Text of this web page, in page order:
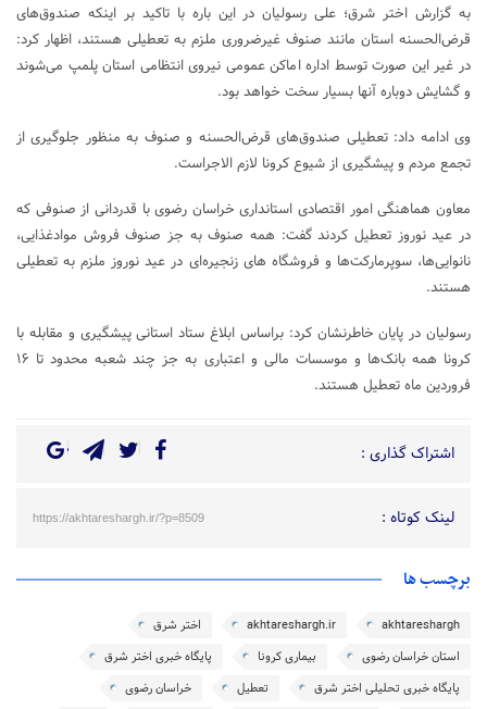
به گزارش اختر شرق؛ علی رسولیان در این باره با تاکید بر اینکه صندوق‌های
قرض‌الحسنه استان مانند صنوف غیرضروری ملزم به تعطیلی هستند، اظهار کرد:
در غیر این صورت توسط اداره اماکن عمومی نیروی انتظامی استان پلمپ می‌شوند
و گشایش دوباره آنها بسیار سخت خواهد بود.
وی ادامه داد: تعطیلی صندوق‌های قرض‌الحسنه و صنوف به منظور جلوگیری از
تجمع مردم و پیشگیری از شیوع کرونا لازم الاجراست.
معاون هماهنگی امور اقتصادی استانداری خراسان رضوی با قدردانی از صنوفی که
در عید نوروز تعطیل کردند گفت: همه صنوف به جز صنوف فروش موادغذایی،
نانوایی‌ها، سوپرمارکت‌ها و فروشگاه های زنجیره‌ای در عید نوروز ملزم به تعطیلی
هستند.
رسولیان در پایان خاطرنشان کرد: براساس ابلاغ ستاد استانی پیشگیری و مقابله با
کرونا همه بانک‌ها و موسسات مالی و اعتباری به جز چند شعبه محدود تا ۱۶
فروردین ماه تعطیل هستند.
اشتراک گذاری :
لینک کوتاه : https://akhtareshargh.ir/?p=8509
برچسب ها
akhtareshargh
akhtareshargh.ir
اختر شرق
استان خراسان رضوی
بیماری کرونا
پایگاه خبری اختر شرق
پایگاه خبری تحلیلی اختر شرق
تعطیل
خراسان رضوی